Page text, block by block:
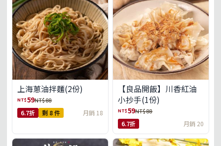
上海蔥油拌麵(2份)
NT$59NT$ 88
6.7折 剩 8 件 月銷 18
【良品開飯】川香紅油
小抄手(1份)
NT$59NT$ 88
6.7折 月銷 20